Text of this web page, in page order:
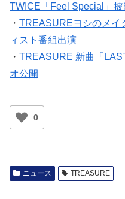
TWICE「Feel Special」披
・ TREASUREヨシのメイ
ィスト番組出演
・ TREASURE 新曲「
オ公開
0
ニュース TREASURE